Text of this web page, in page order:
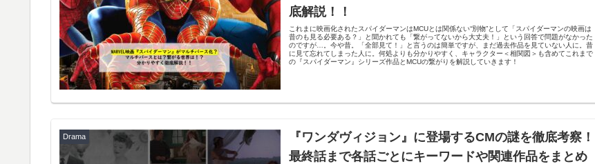
底解説！！
これまに映画化されたスパイダーマンはMCUとは関係ない“別物”として「スパイダーマンの映画は
昔のも見る必要ある？」と聞かれても「繋がってないから大丈夫！」という回答で問題がなかった
のですが…。今や昔。「全部見て！」と言うのは簡単ですが、まだ過去作品を見ていない人に。昔
に見て忘れてしまった人に。何処よりも分かりやすく、キャラクター＜相関図＞も含めてこれまで
の『スパイダーマン』シリーズ作品とMCUの繋がりを解説していきます！
Drama
『ワンダヴィジョン』に登場するCMの謎を徹底考察！
最終話まで各話ごとにキーワードや関連作品をまとめ